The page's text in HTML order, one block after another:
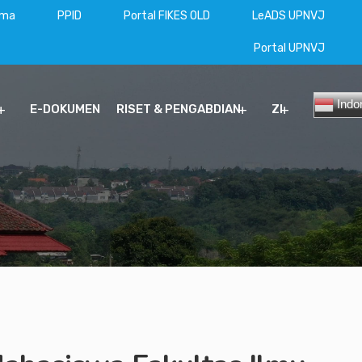
PPID Portal FIKES OLD LeADS UPNVJ
Portal UPNVJ
E-DOKUMEN RISET & PENGABDIAN ZI